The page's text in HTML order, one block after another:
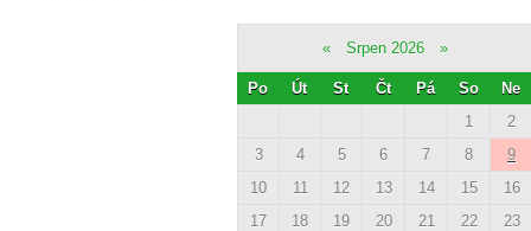
« Srpen 2026 »
Po Út St Čt Pá So
Ne
1
2
3
4 5 6 7 8
9
10
11 12 13 14 15
16
17
18 19 20 21 22
23